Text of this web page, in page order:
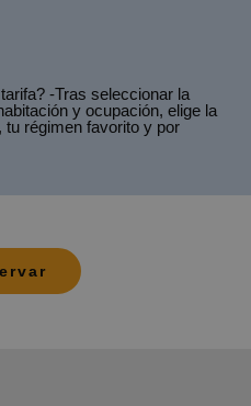
-Tras seleccionar la
y ocupación, elige la
tu régimen favorito y por